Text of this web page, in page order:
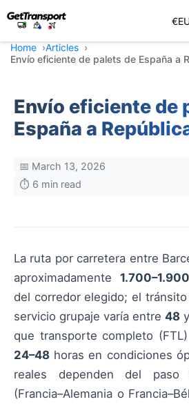
€
Home
Articles
Envío eficiente de palets de España a
Envío eficiente de
España a
📅 March 13, 2026
⏱️ 6 min read
La ruta por carretera entre
aproximadamente1.700–1.900
del corredor elegido; el
servicio grupaje varía entre 48
que transporte completo
24–48 horas en condiciones
reales dependen del paso
(Francia–Alemania o